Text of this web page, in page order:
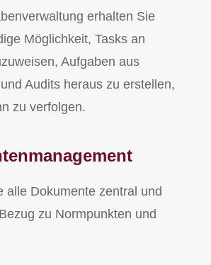
erhalten Sie
Möglichkeit, Tasks an
Aufgaben aus
Audits heraus zu erstellen,
zu verfolgen.
alle Dokumente zentral und
zu Normpunkten und